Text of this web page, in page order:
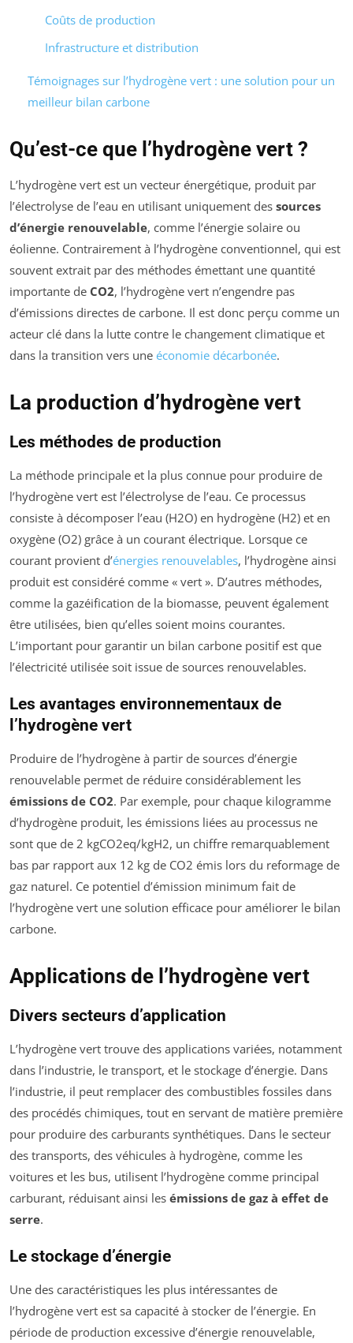
Coûts de production
Infrastructure et distribution
Témoignages sur l’hydrogène vert : une solution pour un
meilleur bilan carbone
Qu’est-ce que l’hydrogène vert ?
L’hydrogène vert est un vecteur énergétique, produit par
l’électrolyse de l’eau en utilisant uniquement des sources
d’énergie renouvelable, comme l’énergie solaire ou
éolienne. Contrairement à l’hydrogène conventionnel, qui est
souvent extrait par des méthodes émettant une quantité
importante de CO2, l’hydrogène vert n’engendre pas
d’émissions directes de carbone. Il est donc perçu comme un
acteur clé dans la lutte contre le changement climatique et
dans la transition vers une économie décarbonée.
La production d’hydrogène vert
Les méthodes de production
La méthode principale et la plus connue pour produire de
l’hydrogène vert est l’électrolyse de l’eau. Ce processus
consiste à décomposer l’eau (H2O) en hydrogène (H2) et en
oxygène (O2) grâce à un courant électrique. Lorsque ce
courant provient d’énergies renouvelables, l’hydrogène ainsi
produit est considéré comme « vert ». D’autres méthodes,
comme la gazéification de la biomasse, peuvent également
être utilisées, bien qu’elles soient moins courantes.
L’important pour garantir un bilan carbone positif est que
l’électricité utilisée soit issue de sources renouvelables.
Les avantages environnementaux de
l’hydrogène vert
Produire de l’hydrogène à partir de sources d’énergie
renouvelable permet de réduire considérablement les
émissions de CO2. Par exemple, pour chaque kilogramme
d’hydrogène produit, les émissions liées au processus ne
sont que de 2 kgCO2eq/kgH2, un chiffre remarquablement
bas par rapport aux 12 kg de CO2 émis lors du reformage de
gaz naturel. Ce potentiel d’émission minimum fait de
l’hydrogène vert une solution efficace pour améliorer le bilan
carbone.
Applications de l’hydrogène vert
Divers secteurs d’application
L’hydrogène vert trouve des applications variées, notamment
dans l’industrie, le transport, et le stockage d’énergie. Dans
l’industrie, il peut remplacer des combustibles fossiles dans
des procédés chimiques, tout en servant de matière première
pour produire des carburants synthétiques. Dans le secteur
des transports, des véhicules à hydrogène, comme les
voitures et les bus, utilisent l’hydrogène comme principal
carburant, réduisant ainsi les émissions de gaz à effet de
serre.
Le stockage d’énergie
Une des caractéristiques les plus intéressantes de
l’hydrogène vert est sa capacité à stocker de l’énergie. En
période de production excessive d’énergie renouvelable,